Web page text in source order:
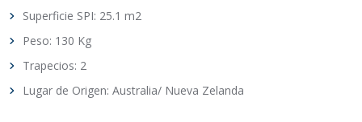
Superficie SPI: 25.1 m2
Peso: 130 Kg
Trapecios: 2
Lugar de Origen: Australia/ Nueva Zelanda